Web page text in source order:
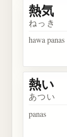
熱気
ねっき
hawa panas
熱い
あつい
panas